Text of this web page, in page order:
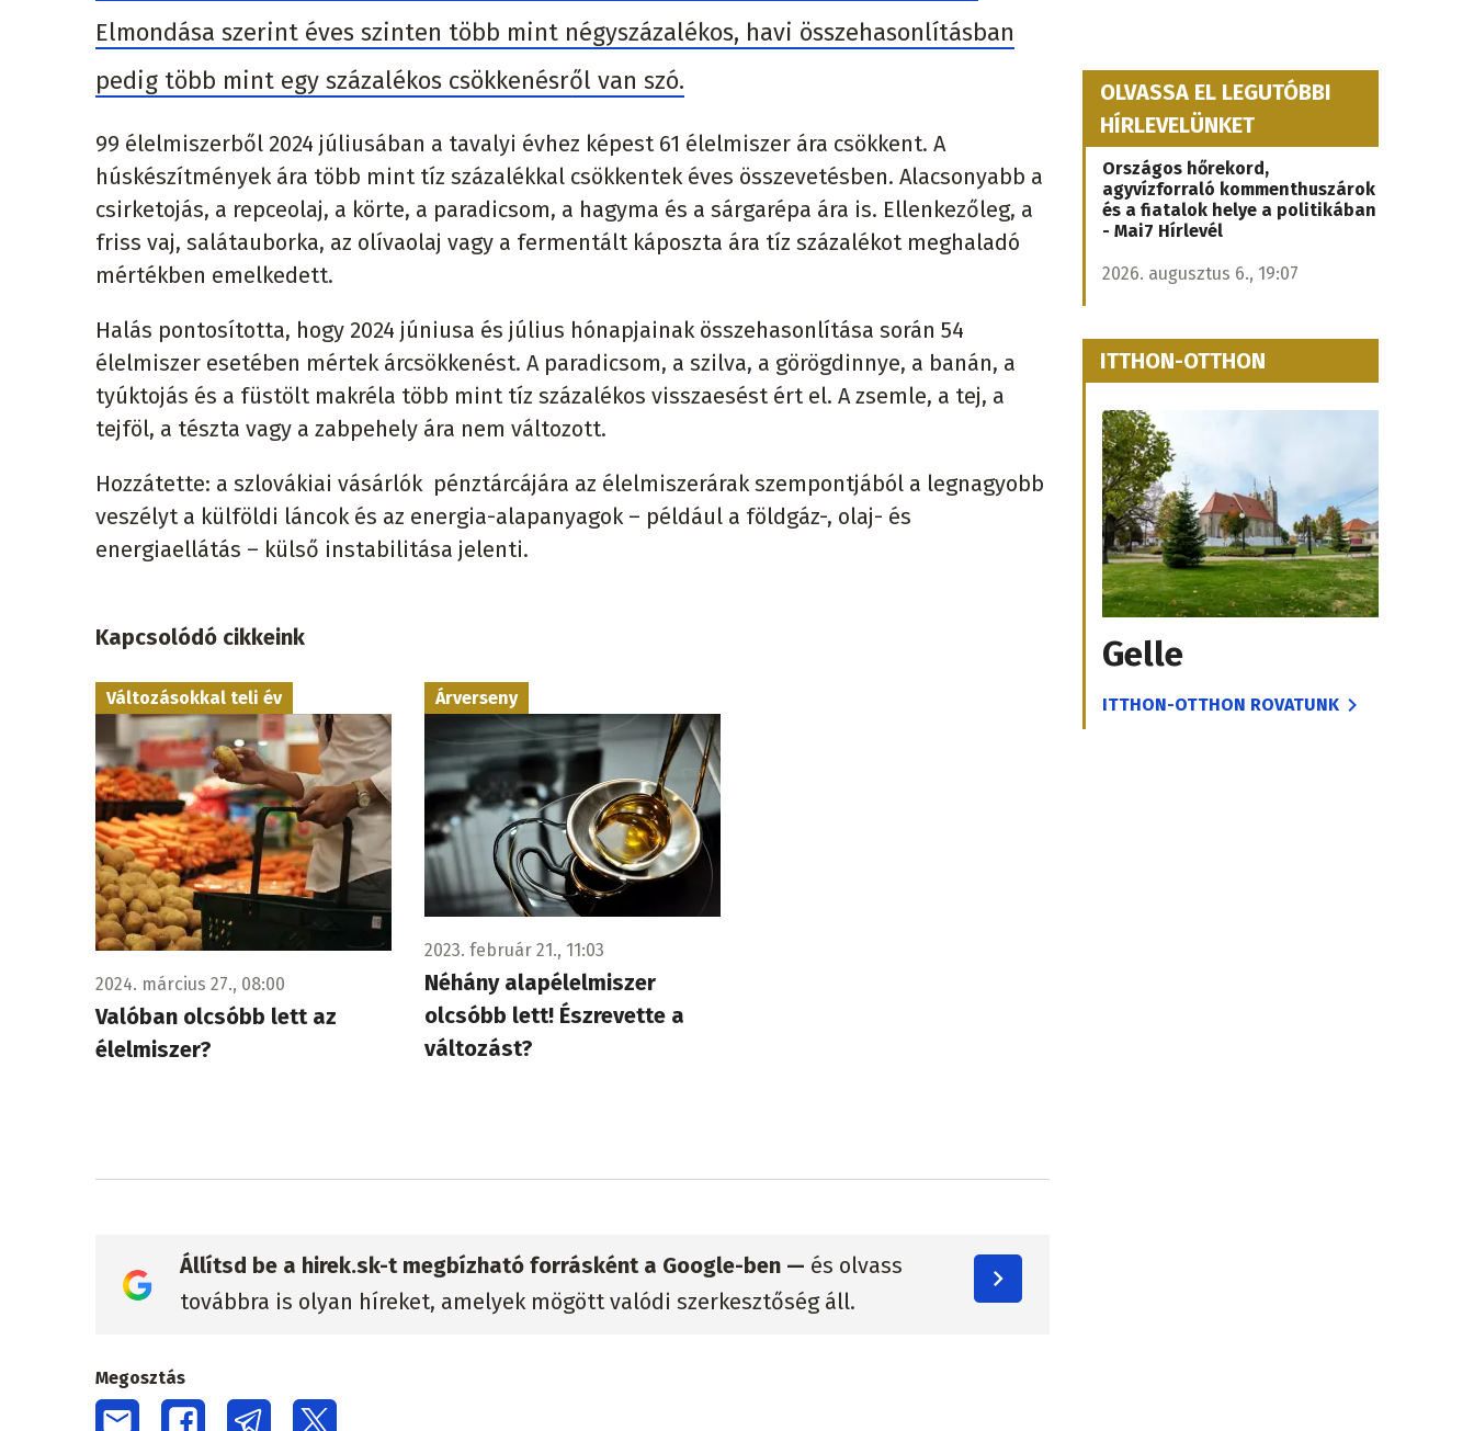
Elmondása szerint éves szinten több mint négyszázalékos, havi összehasonlításban
pedig több mint egy százalékos csökkenésről van szó.
99 élelmiszerből 2024 júliusában a tavalyi évhez képest 61 élelmiszer ára csökkent. A
húskészítmények ára több mint tíz százalékkal csökkentek éves összevetésben. Alacsonyabb a
csirketojás, a repceolaj, a körte, a paradicsom, a hagyma és a sárgarépa ára is. Ellenkezőleg, a
friss vaj, salátauborka, az olívaolaj vagy a fermentált káposzta ára tíz százalékot meghaladó
mértékben emelkedett.
Halás pontosította, hogy 2024 júniusa és július hónapjainak összehasonlítása során 54
élelmiszer esetében mértek árcsökkenést. A paradicsom, a szilva, a görögdinnye, a banán, a
tyúktojás és a füstölt makréla több mint tíz százalékos visszaesést ért el. A zsemle, a tej, a
tejföl, a tészta vagy a zabpehely ára nem változott.
Hozzátette: a szlovákiai vásárlók pénztárcájára az élelmiszerárak szempontjából a legnagyobb
veszélyt a külföldi láncok és az energia-alapanyagok – például a földgáz-, olaj- és
energiaellátás – külső instabilitása jelenti.
Kapcsolódó cikkeink
Változásokkal teli év
2024. március 27., 08:00
Valóban olcsóbb lett az
élelmiszer?
Árverseny
2023. február 21., 11:03
Néhány alapélelmiszer
olcsóbb lett! Észrevette a
változást?
Állítsd be a hirek.sk-t megbízható forrásként a Google-ben — és olvass
továbbra is olyan híreket, amelyek mögött valódi szerkesztőség áll.
Megosztás
OLVASSA EL LEGUTÓBBI
HÍRLEVELÜNKET
Országos hőrekord,
agyvízforraló kommenthuszárok
és a fiatalok helye a politikában
- Mai7 Hírlevél
2026. augusztus 6., 19:07
ITTHON-OTTHON
Gelle
ITTHON-OTTHON ROVATUNK